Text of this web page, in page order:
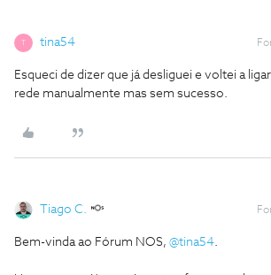
T tina54
Esqueci de dizer que já desliguei e voltei a
rede manualmente mas sem sucesso.
Tiago C.
Bem-vinda ao Fórum NOS, @tina54.